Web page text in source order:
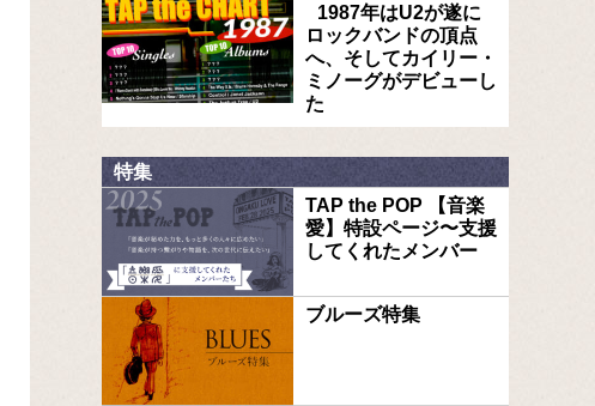
1987年はU2が遂に
ロックバンドの頂点
へ、そしてカイリー・
ミノーグがデビューし
た
特集
TAP the POP 【音楽
愛】特設ページ〜支援
してくれたメンバー
ブルーズ特集